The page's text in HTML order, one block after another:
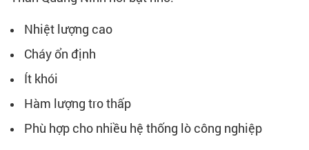
Nhiệt lượng cao
Cháy ổn định
Ít khói
Hàm lượng tro thấp
Phù hợp cho nhiều hệ thống lò công nghiệp